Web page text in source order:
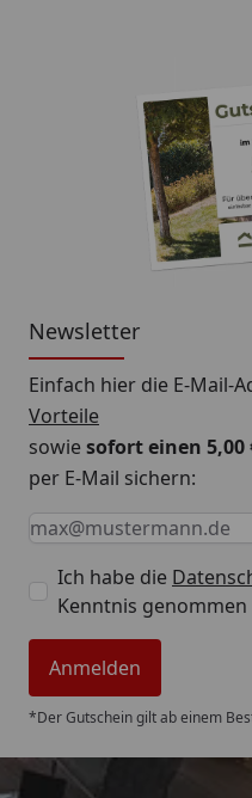
Newsletter
Einfach hier die E-Mail-
Vorteile
sowiesofort einen
per E-Mail sichern:
Keine Eingabe
Eingabe erforderlich
E-Mail *
Ich habe die
Kenntnis genommen
Anmelden
*Der Gutschein gilt ab einem